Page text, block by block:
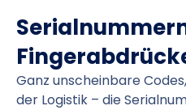
Ganz unscheinbare
der Logistik – die